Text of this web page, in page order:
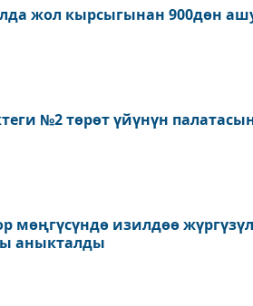
жол кырсыгынан 900дөн
№2 төрөт үйүнүн
мөңгүсүндө изилдөө
аныкталды